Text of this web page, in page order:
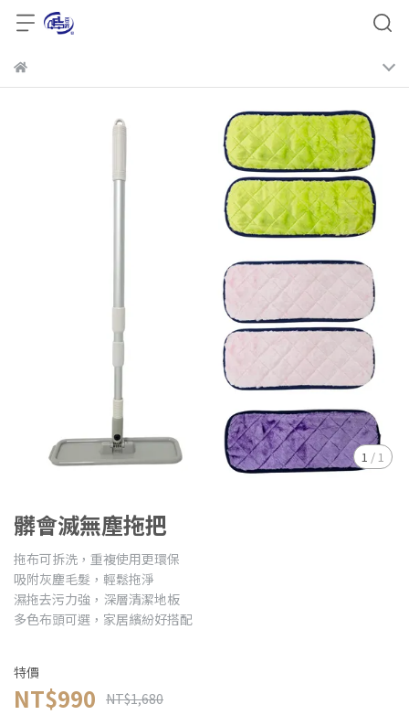
1 / 1
髒會滅無塵拖把
拖布可拆洗，重複使用更環保
吸附灰塵毛髮，輕鬆拖淨
濕拖去污力強，深層清潔地板
多色布頭可選，家居繽紛好搭配
特價
NT$990 NT$1,680